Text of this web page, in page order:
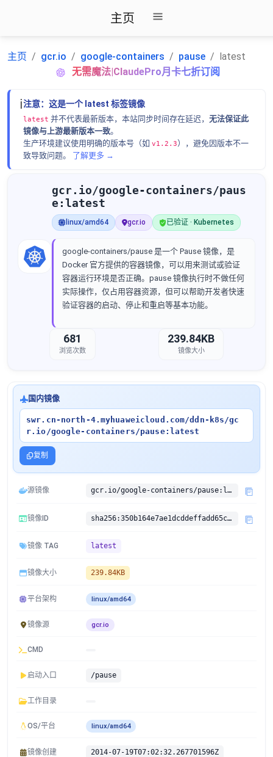
主页
主页 gcr.io google-containers pause
latest
无需魔法|ClaudePro月卡七折订阅
ℹ️注意：这是一个 latest 标签镜像
latest 并不代表最新版本，本站同步时间存在延迟， 无法保证此
镜像与上游最新版本一致。
生产环境建议使用明确的版本号（如 v1.2.3），避免因版本不一
致导致问题。 了解更多 →
gcr.io/google-containers/paus
e:latest
linux/amd64 gcr.io 已验证 · Kubernetes
google-containers/pause 是一个 Pause 镜像，是
Docker 官方提供的容器镜像，可以用来测试或验证
容器运行环境是否正确。pause 镜像执行时不做任何
实际操作，仅占用容器资源，但可以帮助开发者快速
验证容器的启动、停止和重启等基本功能。
681
浏览次数
239.84KB
镜像大小
国内镜像
swr.cn-north-4.myhuaweicloud.com/ddn-k8s/gc
r.io/google-containers/pause:latest
复制
源镜像 gcr.io/google-containers/pause:latest
镜像ID sha256:350b164e7ae1dcddeffadd65c76226c9b6dc5553f5179153fb0e36b78f2a5e06
镜像 TAG latest
镜像大小 239.84KB
平台架构 linux/amd64
镜像源 gcr.io
CMD
启动入口 /pause
工作目录
OS/平台 linux/amd64
镜像创建 2014-07-19T07:02:32.267701596Z